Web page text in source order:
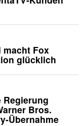
macht Fox
glücklich
Bros.
Übernahme